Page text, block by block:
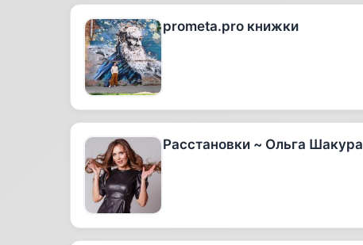
prometa.pro книжки
Расстановки ~ Ольга Шакура